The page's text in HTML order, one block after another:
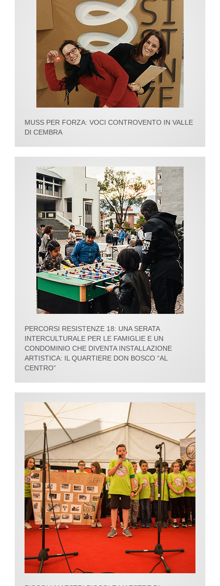
MUSS PER FORZA: VOCI CONTROVENTO IN VALLE
DI CEMBRA
PERCORSI RESISTENZE 18: UNA SERATA
INTERCULTURALE PER LE FAMIGLIE E UN
CONDOMINIO CHE DIVENTA INSTALLAZIONE
ARTISTICA: IL QUARTIERE DON BOSCO “AL
CENTRO”